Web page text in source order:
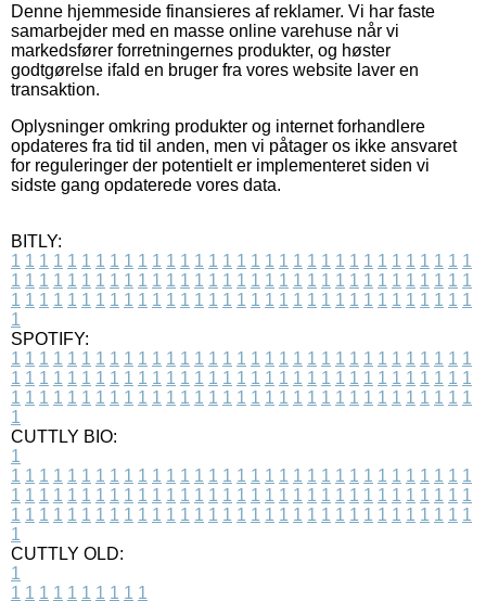
Denne hjemmeside finansieres af reklamer. Vi har faste
samarbejder med en masse online varehuse når vi
markedsfører forretningernes produkter, og høster
godtgørelse ifald en bruger fra vores website laver en
transaktion.
Oplysninger omkring produkter og internet forhandlere
opdateres fra tid til anden, men vi påtager os ikke ansvaret
for reguleringer der potentielt er implementeret siden vi
sidste gang opdaterede vores data.
BITLY:
1 1 1 1 1 1 1 1 1 1 1 1 1 1 1 1 1 1 1 1 1 1 1 1 1 1 1 1 1 1 1 1 1
1 1 1 1 1 1 1 1 1 1 1 1 1 1 1 1 1 1 1 1 1 1 1 1 1 1 1 1 1 1 1 1 1
1 1 1 1 1 1 1 1 1 1 1 1 1 1 1 1 1 1 1 1 1 1 1 1 1 1 1 1 1 1 1 1 1
1
SPOTIFY:
1 1 1 1 1 1 1 1 1 1 1 1 1 1 1 1 1 1 1 1 1 1 1 1 1 1 1 1 1 1 1 1 1
1 1 1 1 1 1 1 1 1 1 1 1 1 1 1 1 1 1 1 1 1 1 1 1 1 1 1 1 1 1 1 1 1
1 1 1 1 1 1 1 1 1 1 1 1 1 1 1 1 1 1 1 1 1 1 1 1 1 1 1 1 1 1 1 1 1
1
CUTTLY BIO:
1
1 1 1 1 1 1 1 1 1 1 1 1 1 1 1 1 1 1 1 1 1 1 1 1 1 1 1 1 1 1 1 1 1
1 1 1 1 1 1 1 1 1 1 1 1 1 1 1 1 1 1 1 1 1 1 1 1 1 1 1 1 1 1 1 1 1
1 1 1 1 1 1 1 1 1 1 1 1 1 1 1 1 1 1 1 1 1 1 1 1 1 1 1 1 1 1 1 1 1
1
CUTTLY OLD:
1
1 1 1 1 1 1 1 1 1 1